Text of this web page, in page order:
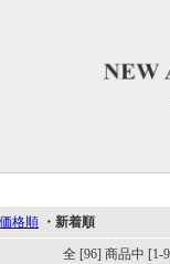
価格順 ・新着順
全 [96] 商品中 [1-